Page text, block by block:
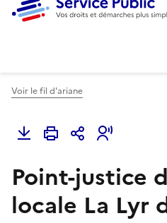
Voir le fil d'ariane
Point-justice
locale La Lyr